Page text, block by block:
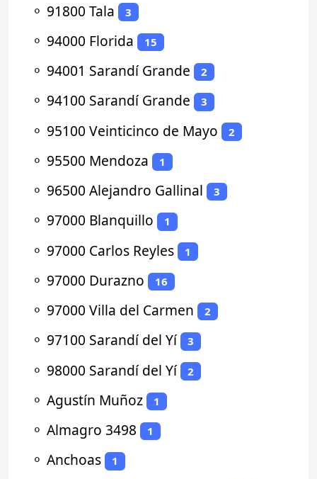
⚬ 91800 Tala 3
⚬ 94000 Florida 15
⚬ 94001 Sarandí Grande 2
⚬ 94100 Sarandí Grande 3
⚬ 95100 Veinticinco de Mayo 2
⚬ 95500 Mendoza 1
⚬ 96500 Alejandro Gallinal 3
⚬ 97000 Blanquillo 1
⚬ 97000 Carlos Reyles 1
⚬ 97000 Durazno 16
⚬ 97000 Villa del Carmen 2
⚬ 97100 Sarandí del Yí 3
⚬ 98000 Sarandí del Yí 2
⚬ Agustín Muñoz 1
⚬ Almagro 3498 1
⚬ Anchoas 1